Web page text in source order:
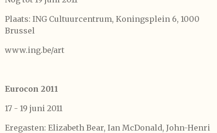
Plaats: ING Cultuurcentrum, Koningsplein 6, 1000
Brussel
www.ing.be/art
Eurocon 2011
17 - 19 juni 2011
Eregasten: Elizabeth Bear, Ian McDonald, John-Henri